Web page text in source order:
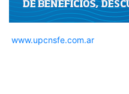
www.upcnsfe.com.ar